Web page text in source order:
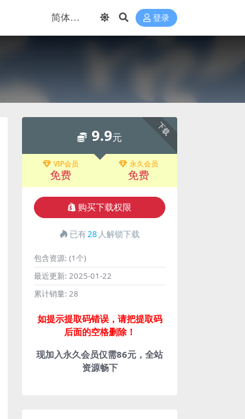
登录
下载
9.9元
VIP会员
免费
永久会员
免费
购买下载权限
已有28 人解锁下载
包含资源: (1个)
最近更新: 2025-01-22
累计销量: 28
如提示提取码错误，请把提取码
后面的空格删除！
现加入永久会员仅需86元，全站
资源畅下